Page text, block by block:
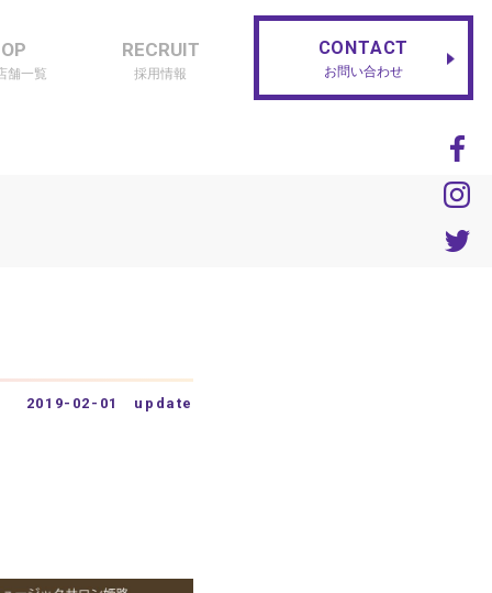
舗一覧
RECRUIT
採用情報
CONTACT
お問い合わせ
2019-02-01 update